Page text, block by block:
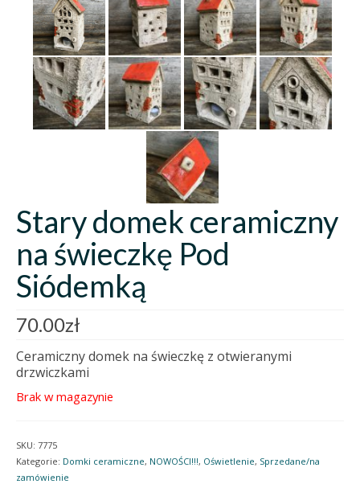
Stary domek ceramiczny
na świeczkę Pod
Siódemką
70.00zł
Ceramiczny domek na świeczkę z otwieranymi
drzwiczkami
Brak w magazynie
SKU: 7775
Kategorie: Domki ceramiczne, NOWOŚCI!!!, Oświetlenie, Sprzedane/na
zamówienie